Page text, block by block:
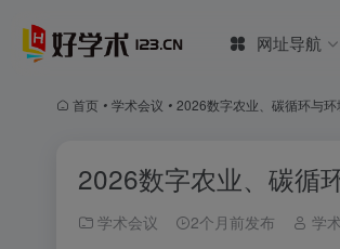
网址导航
首页 • 学术会议 • 2026数字农业、碳循环与
2026数字农业、碳循
学术会议 2个月前发布 学